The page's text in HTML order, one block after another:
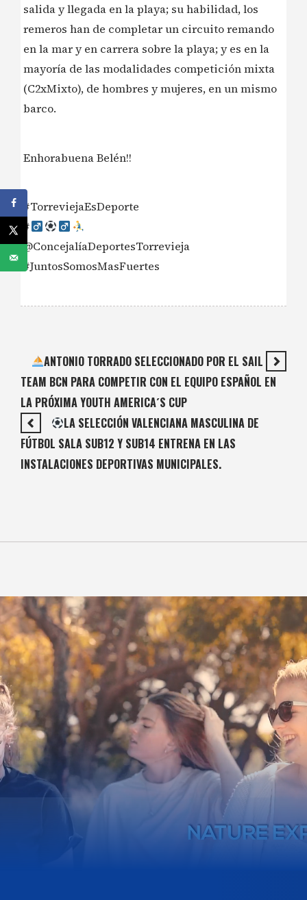
salida y llegada en la playa; su habilidad, los
remeros han de completar un circuito remando
en la mar y en carrera sobre la playa; y es en la
mayoría de las modalidades competición mixta
(C2xMixto), de hombres y mujeres, en un mismo
barco.
Enhorabuena Belén!!
#TorreviejaEsDeporte
#‍
@ConcejalíaDeportesTorrevieja
#JuntosSomosMasFuertes
ANTONIO TORRADO SELECCIONADO POR EL SAIL
TEAM BCN PARA COMPETIR CON EL EQUIPO ESPAÑOL EN
LA PRÓXIMA YOUTH AMERICA´S CUP
LA SELECCIÓN VALENCIANA MASCULINA DE
FÚTBOL SALA SUB12 Y SUB14 ENTRENA EN LAS
INSTALACIONES DEPORTIVAS MUNICIPALES.